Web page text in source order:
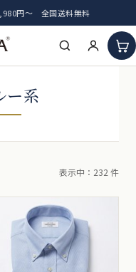
円〜 全国送料無料
ー系
表示中：232 件